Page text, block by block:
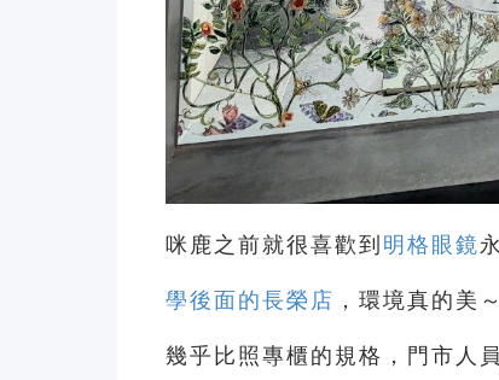
咪鹿之前就很喜歡到明格眼鏡
學後面的長榮店 ，環境真的美
幾乎比照專櫃的規格，門市人